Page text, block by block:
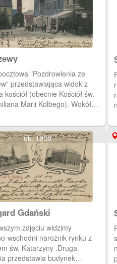
"Pozdrowienia ze
przedstawiająca widok z
kościół (obecnie Kościół św.
Marii Kolbego). Wokół
ok. 1900
Gdański
zdjęciu widzimy
wschodni narożnik rynku z
św. Katarzyny .Druga
przedstawia budynek